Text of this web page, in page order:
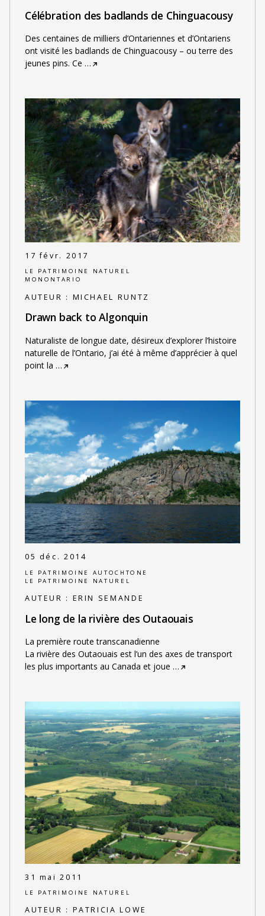
Célébration des badlands de Chinguacousy
Des centaines de milliers d’Ontariennes et d’Ontariens
ont visité les badlands de Chinguacousy – ou terre des
jeunes pins. Ce …
17 févr. 2017
LE PATRIMOINE NATUREL
MONONTARIO
AUTEUR : MICHAEL RUNTZ
Drawn back to Algonquin
Naturaliste de longue date, désireux d’explorer l’histoire
naturelle de l’Ontario, j’ai été à même d’apprécier à quel
point la …
05 déc. 2014
LE PATRIMOINE AUTOCHTONE
LE PATRIMOINE NATUREL
AUTEUR : ERIN SEMANDE
Le long de la rivière des Outaouais
La première route transcanadienne
La rivière des Outaouais est l’un des axes de transport
les plus importants au Canada et joue …
31 mai 2011
LE PATRIMOINE NATUREL
AUTEUR : PATRICIA LOWE